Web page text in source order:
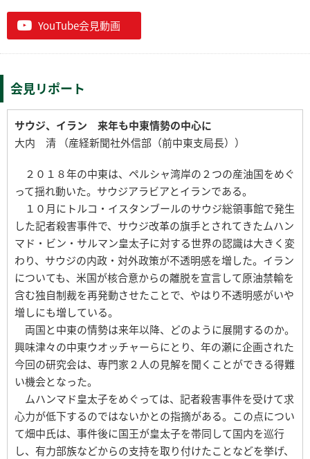
YouTube会見動画
会見リポート
サウジ、イラン 来年も中東情勢の中心に
大内 清 （産経新聞社外信部（前中東支局長））
２０１８年の中東は、ペルシャ湾岸の２つの産油国をめぐ
って揺れ動いた。サウジアラビアとイランである。
１０月にトルコ・イスタンブールのサウジ総領事館で発生
した記者殺害事件で、サウジ改革の旗手とされてきたムハン
マド・ビン・サルマン皇太子に対する世界の認識は大きく変
わり、サウジの内政・対外政策が不透明感を増した。イラン
についても、米国が核合意からの離脱を宣言して原油禁輸を
含む独自制裁を再発動させたことで、やはり不透明感がいや
増しにも増している。
両国と中東の情勢は来年以降、どのように展開するのか。
興味津々の中東ウオッチャーらにとり、年の瀬に企画された
今回の研究会は、専門家２人の見解を聞くことができる得難
い機会となった。
ムハンマド皇太子をめぐっては、記者殺害事件を受けて求
心力が低下するのではないかとの指摘がある。この点につい
て畑中氏は、事件後に国王が皇太子を帯同して国内を巡行
し、有力部族などからの支持を取り付けたことなどを挙げ、